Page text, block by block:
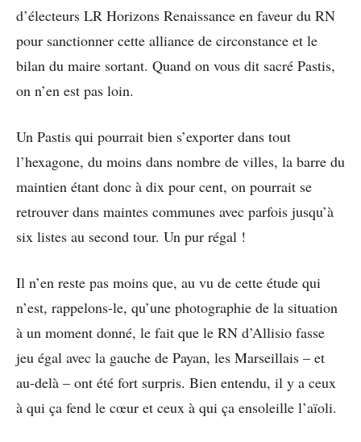
d’électeurs LR Horizons Renaissance en faveur du RN
pour sanctionner cette alliance de circonstance et le
bilan du maire sortant. Quand on vous dit sacré Pastis,
on n’en est pas loin.
Un Pastis qui pourrait bien s’exporter dans tout
l’hexagone, du moins dans nombre de villes, la barre du
maintien étant donc à dix pour cent, on pourrait se
retrouver dans maintes communes avec parfois jusqu’à
six listes au second tour. Un pur régal !
Il n’en reste pas moins que, au vu de cette étude qui
n’est, rappelons-le, qu’une photographie de la situation
à un moment donné, le fait que le RN d’Allisio fasse
jeu égal avec la gauche de Payan, les Marseillais – et
au-delà – ont été fort surpris. Bien entendu, il y a ceux
à qui ça fend le cœur et ceux à qui ça ensoleille l’aïoli.